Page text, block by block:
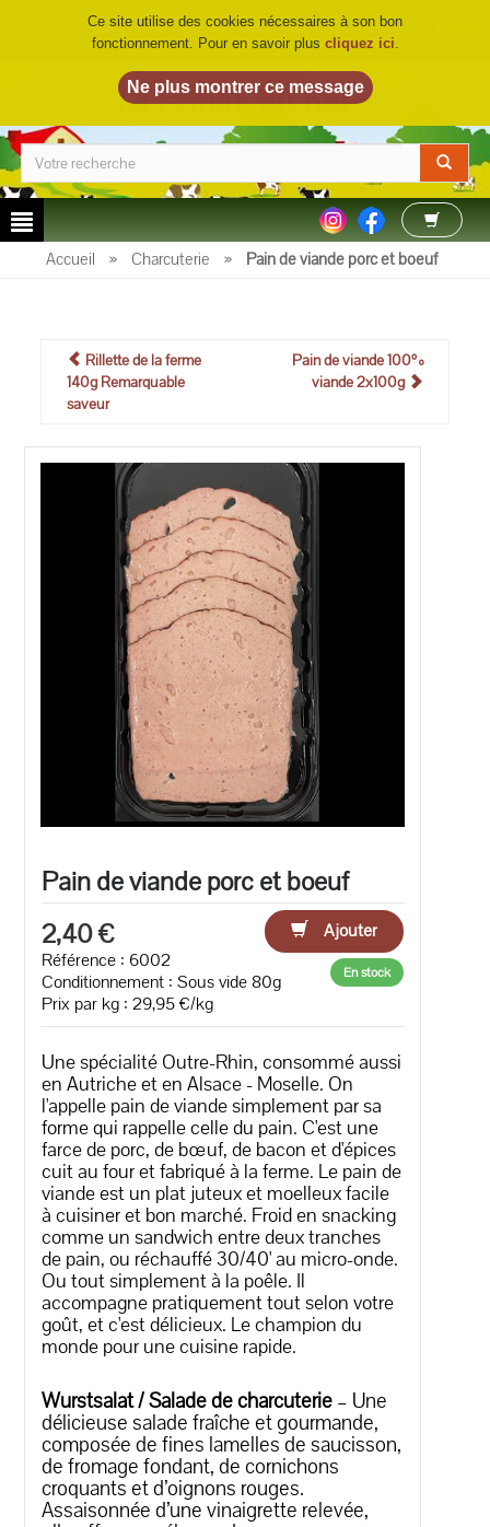
LA FERME DU BIO©
Accueil » Charcuterie » Pain de viande porc et boeuf
Rillette de la ferme
140g Remarquable
saveur
Pain de viande 100%
viande 2x100g
Pain de viande porc et boeuf
2,40 €
Ajouter
Référence : 6002
Conditionnement : Sous vide 80g
Prix par kg : 29,95 €/kg
En stock
Une spécialité Outre-Rhin, consommé aussi
en Autriche et en Alsace - Moselle. On
l'appelle pain de viande simplement par sa
forme qui rappelle celle du pain. C'est une
farce de porc, de bœuf, de bacon et d'épices
cuit au four et fabriqué à la ferme. Le pain de
viande est un plat juteux et moelleux facile
à cuisiner et bon marché. Froid en snacking
comme un sandwich entre deux tranches
de pain, ou réchauffé 30/40' au micro-onde.
Ou tout simplement à la poêle. Il
accompagne pratiquement tout selon votre
goût, et c'est délicieux. Le champion du
monde pour une cuisine rapide.
Wurstsalat / Salade de charcuterie – Une
délicieuse salade fraîche et gourmande,
composée de fines lamelles de saucisson,
de fromage fondant, de cornichons
croquants et d’oignons rouges.
Assaisonnée d’une vinaigrette relevée,
Ce site utilise des cookies nécessaires à son bon
fonctionnement. Pour en savoir plus cliquez ici.